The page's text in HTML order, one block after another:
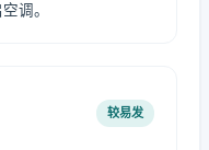
调。
较易发